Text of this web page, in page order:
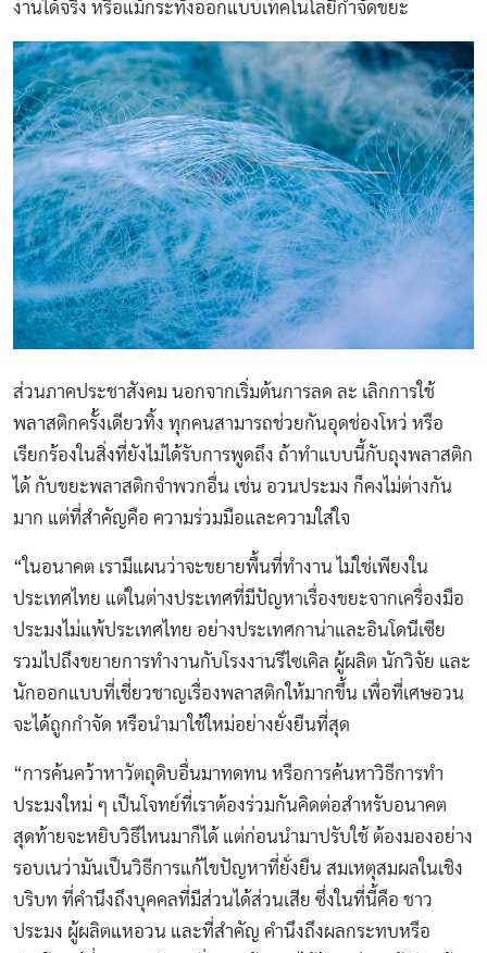
งานได้จริง หรือแม้กระทั่งออกแบบเทคโนโลยีกำจัดขยะ
ส่วนภาคประชาสังคม นอกจากเริ่มต้นการลด ละ เลิกการใช้
พลาสติกครั้งเดียวทิ้ง ทุกคนสามารถช่วยกันอุดช่องโหว่ หรือ
เรียกร้องในสิ่งที่ยังไม่ได้รับการพูดถึง ถ้าทำแบบนี้กับถุงพลาสติก
ได้ กับขยะพลาสติกจำพวกอื่น เช่น อวนประมง ก็คงไม่ต่างกัน
มาก แต่ที่สำคัญคือ ความร่วมมือและความใส่ใจ
“ในอนาคต เรามีแผนว่าจะขยายพื้นที่ทำงาน ไม่ใช่เพียงใน
ประเทศไทย แต่ในต่างประเทศที่มีปัญหาเรื่องขยะจากเครื่องมือ
ประมงไม่แพ้ประเทศไทย อย่างประเทศกาน่าและอินโดนีเซีย
รวมไปถึงขยายการทำงานกับโรงงานรีไซเคิล ผู้ผลิต นักวิจัย และ
นักออกแบบที่เชี่ยวชาญเรื่องพลาสติกให้มากขึ้น เพื่อที่เศษอวน
จะได้ถูกกำจัด หรือนำมาใช้ใหม่อย่างยั่งยืนที่สุด
“การค้นคว้าหาวัตถุดิบอื่นมาทดทน หรือการค้นหาวิธีการทำ
ประมงใหม่ ๆ เป็นโจทย์ที่เราต้องร่วมกันคิดต่อสำหรับอนาคต
สุดท้ายจะหยิบวิธีไหนมาก็ได้ แต่ก่อนนำมาปรับใช้ ต้องมองอย่าง
รอบเนว่ามันเป็นวิธีการแก้ไขปัญหาที่ยั่งยืน สมเหตุสมผลในเชิง
บริบท ที่คำนึงถึงบุคคลที่มีส่วนได้ส่วนเสีย ซึ่งในที่นี้คือ ชาว
ประมง ผู้ผลิตแหอวน และที่สำคัญ คำนึงถึงผลกระทบหรือ